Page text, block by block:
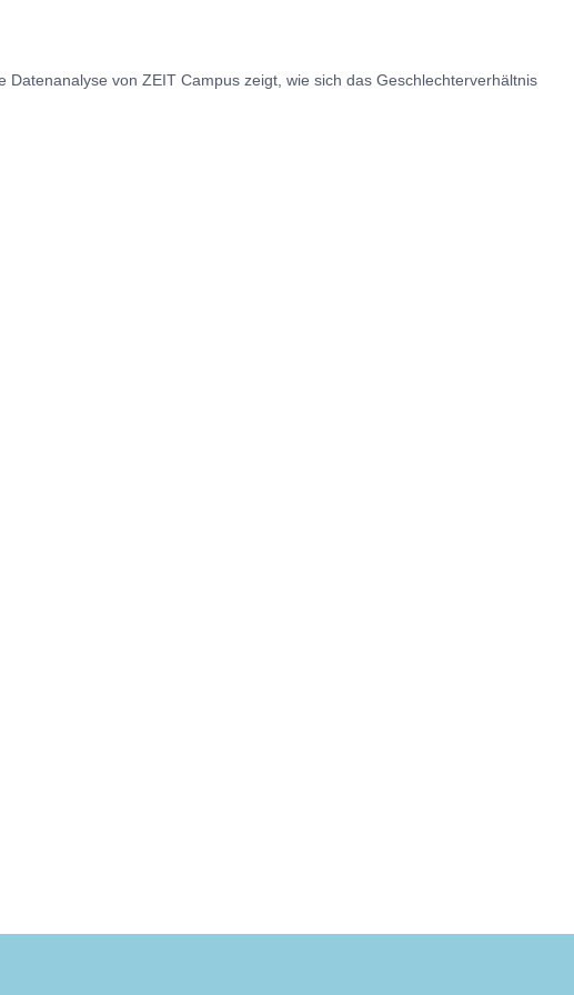
von ZEIT Campus zeigt, wie sich das Geschlechterverhältnis